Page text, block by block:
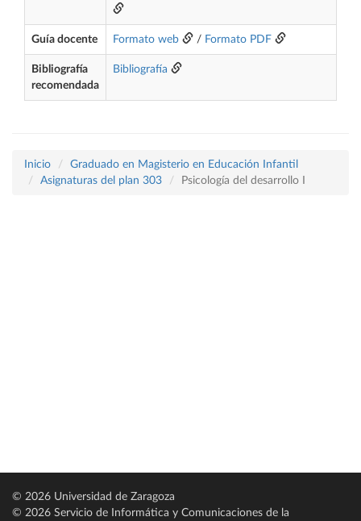
Guía docente Formato web / Formato PDF
Bibliografía
recomendada
Bibliografía
Inicio
Graduado en Magisterio en Educación Infantil
Asignaturas del plan 303
Psicología del desarrollo I
© 2026 Universidad de Zaragoza
© 2026 Servicio de Informática y Comunicaciones de la